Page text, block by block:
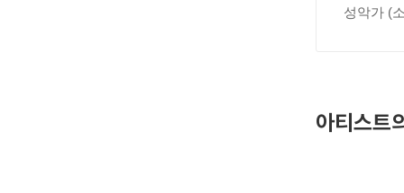
성악가 (
아티스트